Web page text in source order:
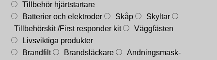
Tillbehör hjärtstartare
Batterier och elektroder
Skåp
Skyltar
Tillbehörskit /First responder kit
Väggfästen
Livsviktiga produkter
Brandfilt
Brandsläckare
Andningsmask-